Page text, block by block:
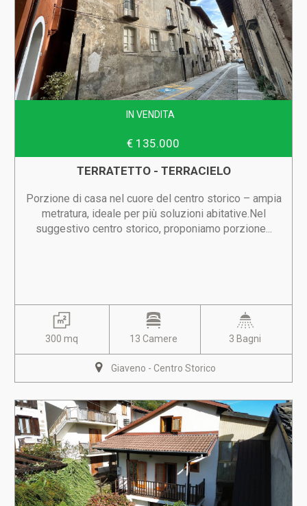
IN VENDITA
€ 135.000
TERRATETTO - TERRACIELO
Porzione di casa nel cuore del centro storico – ampia
metratura, ideale per più soluzioni abitative.Nel
suggestivo centro storico, proponiamo porzione...
300 mq 13 Camere 3 Bagni
Giaveno - Centro Storico